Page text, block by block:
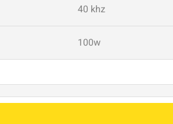
40 khz
100w